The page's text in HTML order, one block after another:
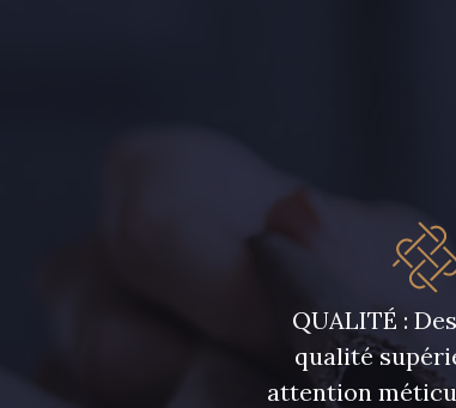
QUALITÉ :
qualité
attention